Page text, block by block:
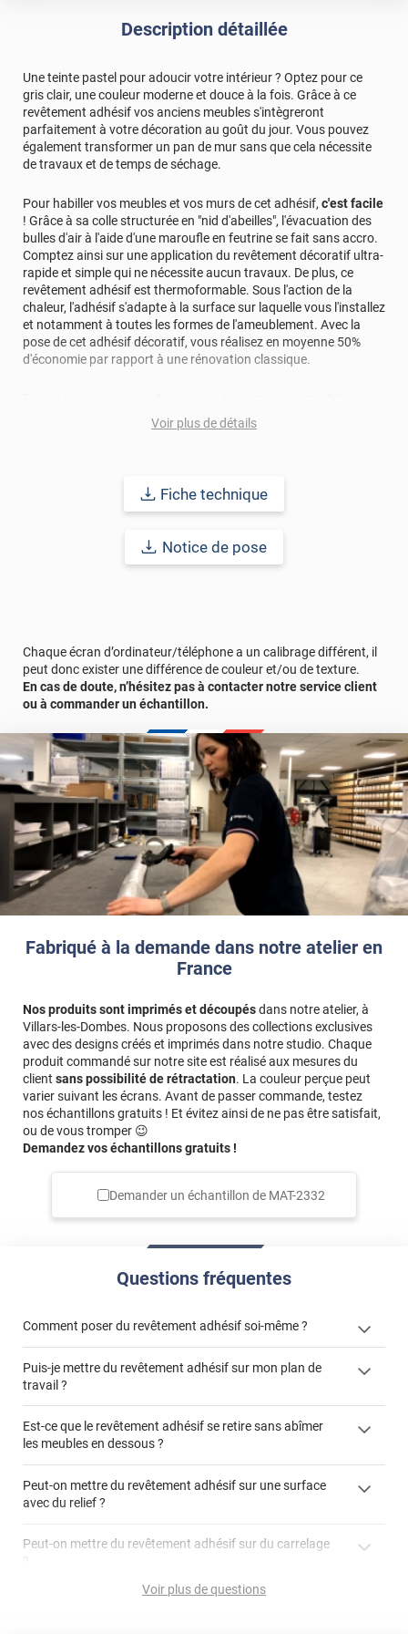
Fabriqué à la demande dans notre atelier en
France
Nos produits sont imprimés et découpésdans notre atelier, à
Villars-les-Dombes. Nous proposons des collections exclusives
avec des designs créés et imprimés dans notre studio. Chaque
produit commandé sur notre site est réalisé aux mesures du
client sans possibilité de rétractation. La couleur perçue peut
varier suivant les écrans. Avant de passer commande, testez
nos échantillons gratuits ! Et évitez ainsi de ne pas être satisfait,
ou de vous tromper 😉
Demandez vos échantillons gratuits !
Demander un échantillon de MAT-2332
Questions fréquentes
Comment poser du revêtement adhésif soi-même ?
« Comment poser un revêtement adhésif ? »
Puis-je mettre du revêtement adhésif sur mon plan de
travail ?
revêtement adhésif sur un plan de travail de cuisine ?"
Est-ce que le revêtement adhésif se retire sans abîmer
les meubles en dessous ?
Utiliser une solution de dépose pour annuler l'action de la
Peut-on mettre du revêtement adhésif sur une surface
avec du relief ?
Peut-on mettre du revêtement adhésif sur du carrelage
Voir plus de questions
Description détaillée
Une teinte pastel pour adoucir votre intérieur ? Optez pour ce
gris clair, une couleur moderne et douce à la fois. Grâce à ce
revêtement adhésif vos anciens meubles s'intègreront
parfaitement à votre décoration au goût du jour. Vous pouvez
également transformer un pan de mur sans que cela nécessite
de travaux et de temps de séchage.
Pour habiller vos meubles et vos murs de cet adhésif, c'est facile
! Grâce à sa colle structurée en "nid d'abeilles", l'évacuation des
bulles d'air à l'aide d'une maroufle en feutrine se fait sans accro.
Comptez ainsi sur une application du revêtement décoratif ultra-
rapide et simple qui ne nécessite aucun travaux. De plus, ce
revêtement adhésif est thermoformable. Sous l'action de la
chaleur, l'adhésif s'adapte à la surface sur laquelle vous l'installez
et notamment à toutes les formes de l'ameublement. Avec la
pose de cet adhésif décoratif, vous réalisez en moyenne 50%
d'économie par rapport à une rénovation classique.
comptez sur ce vinyl de haute qualité avec une excellente
résistance à l’eau, à la saleté, à l’abrasion, aux UV et à l’usure.
revêtement peut être installé dans un lieu ouvert public.
écaillage, délamination et jaunissement)
Voir plus de détails
Fiche technique
Notice de pose
Chaque écran d’ordinateur/téléphone a un calibrage différent, il
peut donc exister une différence de couleur et/ou de texture.
En cas de doute, n’hésitez pas à contacter notre service client
ou à commander un échantillon.